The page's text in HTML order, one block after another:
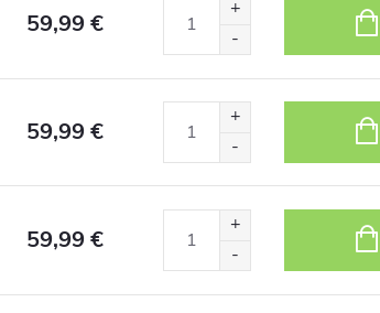
59,99 €
59,99 €
59,99 €